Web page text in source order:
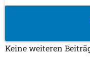
Keine weiteren